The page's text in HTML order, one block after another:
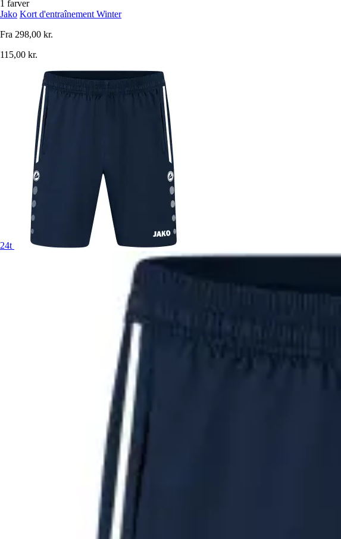
1 farver
Jako Kort d'entraînement Winter
Fra 298,00 kr.
115,00 kr.
24t